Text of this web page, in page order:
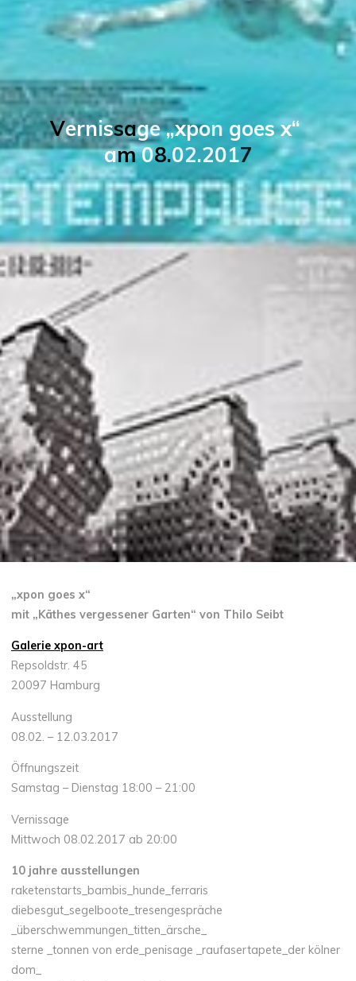
Vernissage „xpon goes x“
am 08.02.2017
„xpon goes x“
mit „Käthes vergessener Garten“ von Thilo Seibt
Galerie xpon-art
Repsoldstr. 45
20097 Hamburg
Ausstellung
08.02. – 12.03.2017
Öffnungszeit
Samstag – Dienstag 18:00 – 21:00
Vernissage
Mittwoch 08.02.2017 ab 20:00
10 jahre ausstellungen
raketenstarts_bambis_hunde_ferraris
diebesgut_segelboote_tresengespräche
_überschwemmungen_titten_ärsche_
sterne _tonnen von erde_penisage _raufasertapete_der kölner
dom_